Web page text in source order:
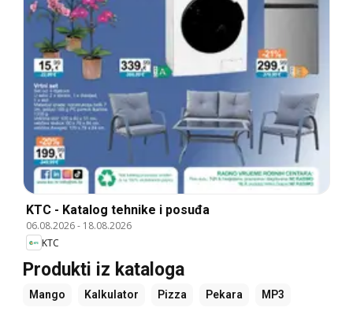
KTC - Katalog tehnike i posuđa
06.08.2026- 18.08.2026
KTC
Produkti iz kataloga
Mango Kalkulator Pizza Pekara MP3